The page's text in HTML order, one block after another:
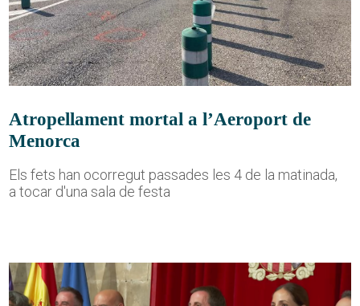
Atropellament mortal a l’Aeroport de
Menorca
Els fets han ocorregut passades les 4 de la matinada,
a tocar d'una sala de festa